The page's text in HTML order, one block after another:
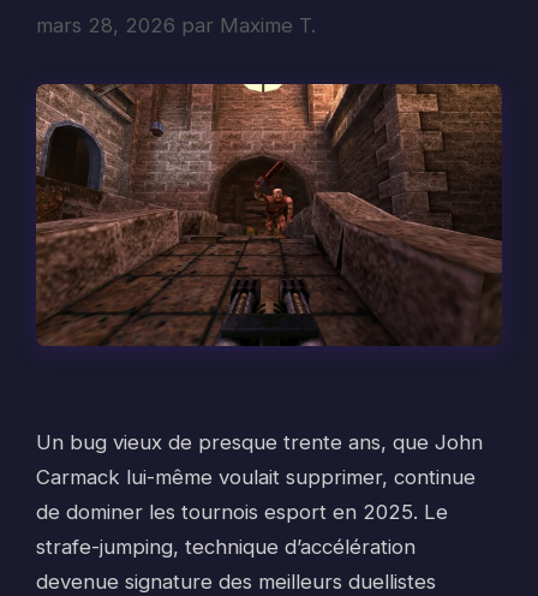
mars 28, 2026 par Maxime T.
Un bug vieux de presque trente ans, que John
Carmack lui-même voulait supprimer, continue
de dominer les tournois esport en 2025. Le
strafe-jumping, technique d’accélération
devenue signature des meilleurs duellistes